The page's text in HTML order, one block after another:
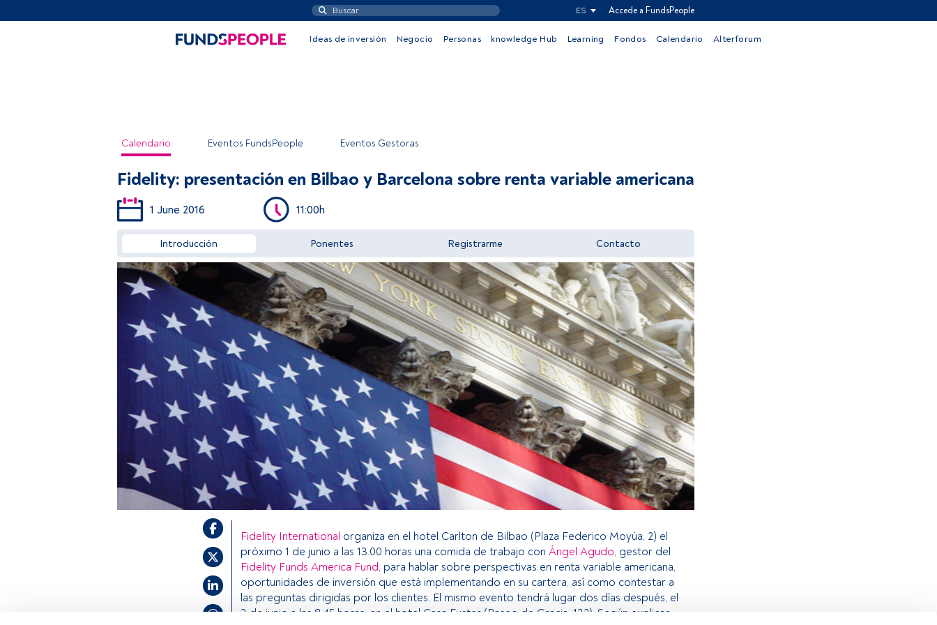
ES Accede a FundsPeople
Ideas de inversión Negocio Personas knowledge Hub Learning Fondos Calendario Alterforum
Calendario Eventos FundsPeople Eventos Gestoras
Acceder a FundsPeople
Fidelity: presentación en Bilbao y Barcelona sobre renta variable americana
1 June 2016 11:00h
Introducción Ponentes Registrarme Contacto
Fidelity International organiza en el hotel Carlton de Bilbao (Plaza Federico Moyúa, 2) el
próximo 1 de junio a las 13.00 horas una comida de trabajo con Ángel Agudo, gestor del
Fidelity Funds America Fund, para hablar sobre perspectivas en renta variable americana,
oportunidades de inversión que está implementando en su cartera, así como contestar a
las preguntas dirigidas por los clientes. El mismo evento tendrá lugar dos días después, el
3 de junio a las 8.45 horas. en el hotel Casa Fuster (Paseo de Gracia, 132). Según explican